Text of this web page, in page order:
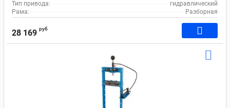
Тип привода:
гидравлический
Рама:
Разборная
28 169 руб